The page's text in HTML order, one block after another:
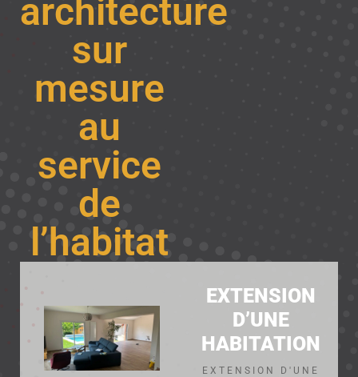
architecture
sur
mesure
au
service
de
l’habitat
EXTENSION
D’UNE
HABITATION
EXTENSION D'UNE